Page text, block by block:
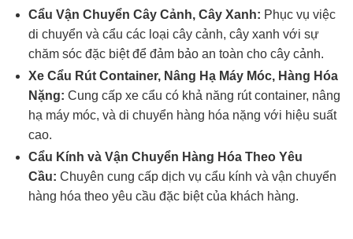
Cẩu Vận Chuyển Cây Cảnh, Cây Xanh: Phục vụ việc
di chuyển và cẩu các loại cây cảnh, cây xanh với sự
chăm sóc đặc biệt để đảm bảo an toàn cho cây cảnh.
Xe Cẩu Rút Container, Nâng Hạ Máy Móc, Hàng Hóa
Nặng: Cung cấp xe cẩu có khả năng rút container, nâng
hạ máy móc, và di chuyển hàng hóa nặng với hiệu suất
cao.
Cẩu Kính và Vận Chuyển Hàng Hóa Theo Yêu
Cầu: Chuyên cung cấp dịch vụ cẩu kính và vận chuyển
hàng hóa theo yêu cầu đặc biệt của khách hàng.